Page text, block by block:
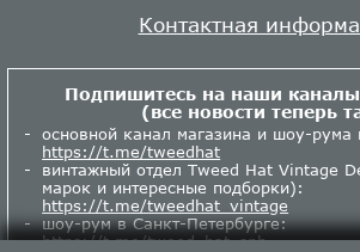
Контактная
Подпишитесь на наши
(все новости теперь
основной канал магазина и шоу-рума
https://t.me/tweedhat
винтажный отдел Tweed Hat Vintage
марок и интересные подборки):
https://t.me/tweedhat_vintage
шоу-рум в Санкт-Петербурге:
https://t.me/tweed_hat_spb